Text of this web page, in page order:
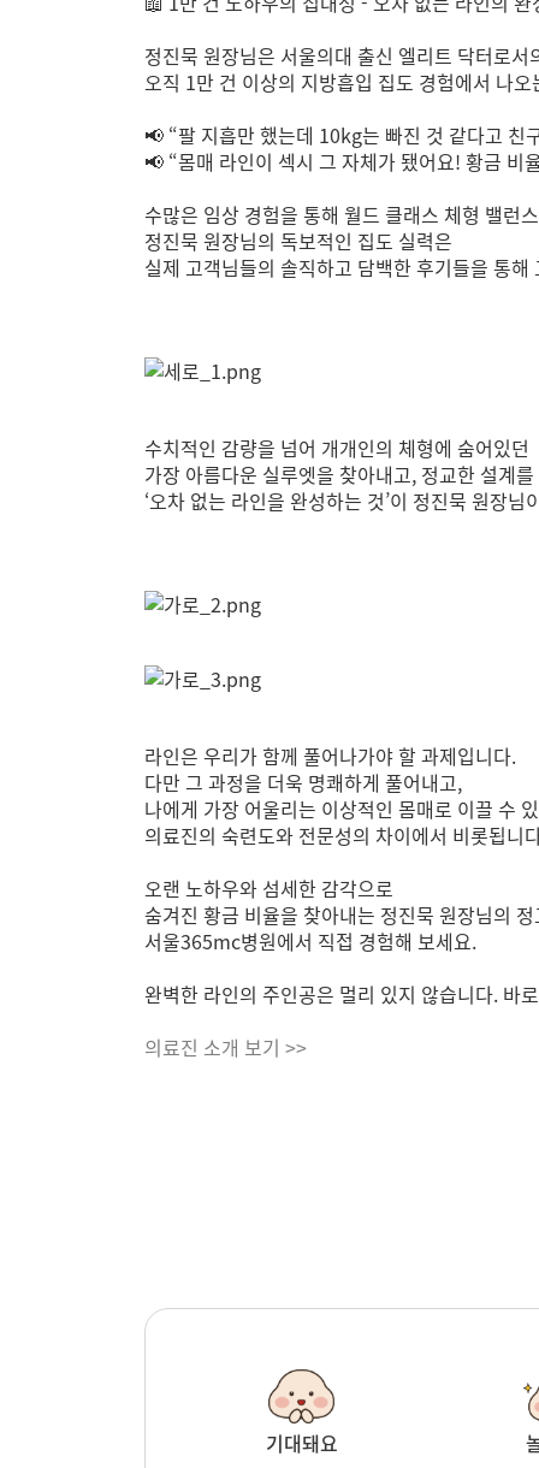
정진묵 원장님은 서울의대 출신 엘리트 닥터로
오직 1만 건 이상의 지방흡입 집도 경험에서 나
📢 “팔 지흡만 했는데 10kg는 빠진 것 같다고 친
📢 “몸매 라인이 섹시 그 자체가 됐어요! 황금 비
수많은 임상 경험을 통해 월드 클래스 체형 밸런
정진묵 원장님의 독보적인 집도 실력은
실제 고객님들의 솔직하고 담백한 후기들을 통
수치적인 감량을 넘어 개개인의 체형에 숨어있던
가장 아름다운 실루엣을 찾아내고, 정교한 설계
‘오차 없는 라인을 완성하는 것’이 정진묵 원장
라인은 우리가 함께 풀어나가야 할 과제입니다.
다만 그 과정을 더욱 명쾌하게 풀어내고,
나에게 가장 어울리는 이상적인 몸매로 이끌 수
의료진의 숙련도와 전문성의 차이에서 비롯됩니
오랜 노하우와 섬세한 감각으로
숨겨진 황금 비율을 찾아내는 정진묵 원장님의
서울365mc병원에서 직접 경험해 보세요.
완벽한 라인의 주인공은 멀리 있지 않습니다. 바
의료진 소개 보기 >>
기대돼요